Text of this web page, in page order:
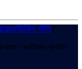
हाइपरलिंकिंग नीति|
सर्वाधिकार सुरक्षित।